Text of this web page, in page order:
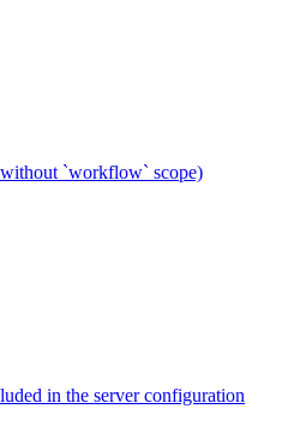
`workflow` scope)
in the server configuration